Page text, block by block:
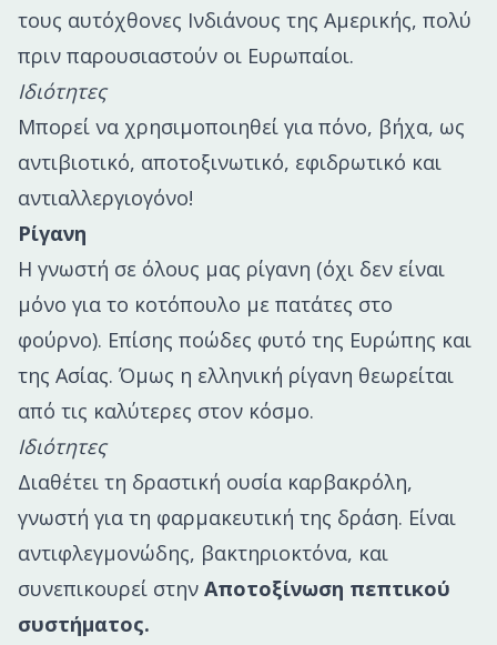
τους αυτόχθονες Ινδιάνους της Αμερικής, πολύ
πριν παρουσιαστούν οι Ευρωπαίοι.
Ιδιότητες
Μπορεί να χρησιμοποιηθεί για πόνο, βήχα, ως
αντιβιοτικό, αποτοξινωτικό, εφιδρωτικό και
αντιαλλεργιογόνο!
Ρίγανη
Η γνωστή σε όλους μας ρίγανη (όχι δεν είναι
μόνο για το κοτόπουλο με πατάτες στο
φούρνο). Επίσης ποώδες φυτό της Ευρώπης και
της Ασίας. Όμως η ελληνική ρίγανη θεωρείται
από τις καλύτερες στον κόσμο.
Ιδιότητες
Διαθέτει τη δραστική ουσία καρβακρόλη,
γνωστή για τη φαρμακευτική της δράση. Είναι
αντιφλεγμονώδης, βακτηριοκτόνα, και
συνεπικουρεί στην Αποτοξίνωση πεπτικού
συστήματος.